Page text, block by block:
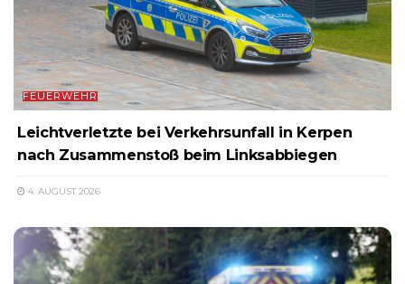
FEUERWEHR
Leichtverletzte bei Verkehrsunfall in Kerpen
nach Zusammenstoß beim Linksabbiegen
4. AUGUST 2026